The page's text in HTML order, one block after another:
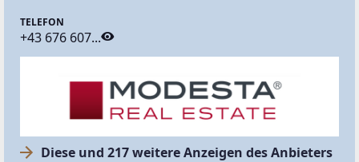
TELEFON
+43 676 607...
Diese und 217 weitere Anzeigen des Anbieters